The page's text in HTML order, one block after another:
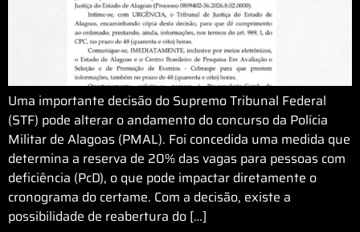
Uma importante decisão do Supremo Tribunal Federal
(STF) pode alterar o andamento do concurso da Polícia
Militar de Alagoas (PMAL). Foi concedida uma medida que
determina a reserva de 20% das vagas para pessoas com
deficiência (PcD), o que pode impactar diretamente o
cronograma do certame. Com a decisão, existe a
possibilidade de reabertura do […]